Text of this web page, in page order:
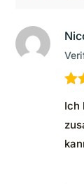
5
Ich